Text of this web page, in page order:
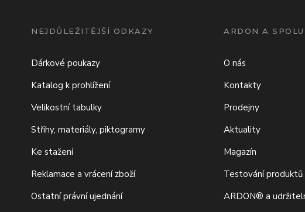
NEJDŮLEŽITĚJŠÍ ODKAZY
Dárkové poukazy
Katalog k prohlížení
Velikostní tabulky
Střihy, materiály, piktogramy
Ke stažení
Reklamace a vrácení zboží
Ostatní právní ujednání
ARDON A
O nás
Kontakty
Prodejny
Aktuality
Magazín
Testování
ARDON® a